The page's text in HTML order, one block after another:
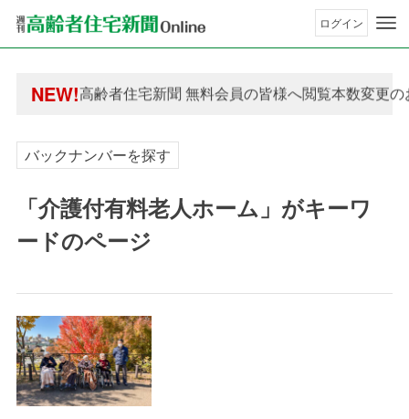
ログイン
NEW!
年間購読制度変更のお知らせ
年間購読制度変更のお知らせ
バックナンバーを探す
「介護付有料老人ホーム」がキーワ
ードのページ